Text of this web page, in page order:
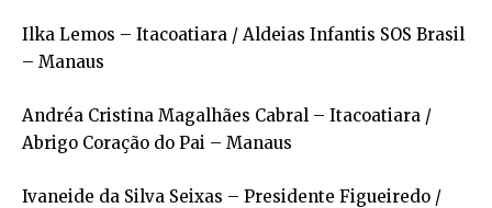
Ilka Lemos – Itacoatiara / Aldeias Infantis SOS Brasil
– Manaus
Andréa Cristina Magalhães Cabral – Itacoatiara /
Abrigo Coração do Pai – Manaus
Ivaneide da Silva Seixas – Presidente Figueiredo /